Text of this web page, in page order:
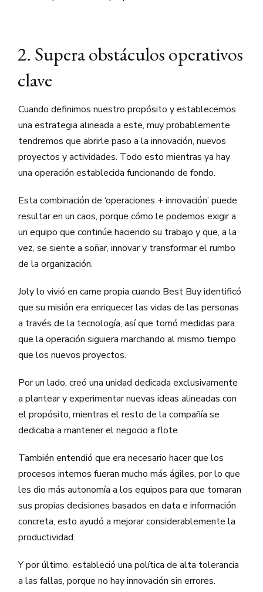
2. Supera obstáculos operativos
clave
Cuando definimos nuestro propósito y establecemos
una estrategia alineada a este, muy probablemente
tendremos que abrirle paso a la innovación, nuevos
proyectos y actividades. Todo esto mientras ya hay
una operación establecida funcionando de fondo.
Esta combinación de ‘operaciones + innovación’ puede
resultar en un caos, porque cómo le podemos exigir a
un equipo que continúe haciendo su trabajo y que, a la
vez, se siente a soñar, innovar y transformar el rumbo
de la organización.
Joly lo vivió en carne propia cuando Best Buy identificó
que su misión era enriquecer las vidas de las personas
a través de la tecnología, así que tomó medidas para
que la operación siguiera marchando al mismo tiempo
que los nuevos proyectos.
Por un lado, creó una unidad dedicada exclusivamente
a plantear y experimentar nuevas ideas alineadas con
el propósito, mientras el resto de la compañía se
dedicaba a mantener el negocio a flote.
También entendió que era necesario hacer que los
procesos internos fueran mucho más ágiles, por lo que
les dio más autonomía a los equipos para que tomaran
sus propias decisiones basados en data e información
concreta, esto ayudó a mejorar considerablemente la
productividad.
Y por último, estableció una política de alta tolerancia
a las fallas, porque no hay innovación sin errores.